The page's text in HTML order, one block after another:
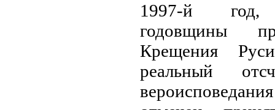
1997-й
годовщины
Крещения
реальный